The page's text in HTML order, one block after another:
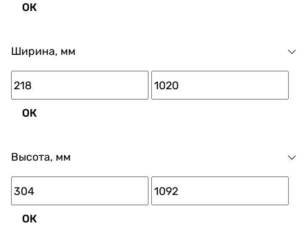
ОК
Ширина, мм
ОК
Высота, мм
ОК